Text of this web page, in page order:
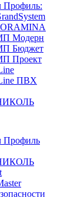
Профиль:
Модерн
Бюджет
Проект
ПВХ
Профиль